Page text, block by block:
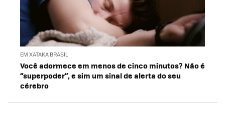
EM XATAKA BRASIL
Você adormece em menos de cinco minutos? Não é
“superpoder”, e sim um sinal de alerta do seu
cérebro